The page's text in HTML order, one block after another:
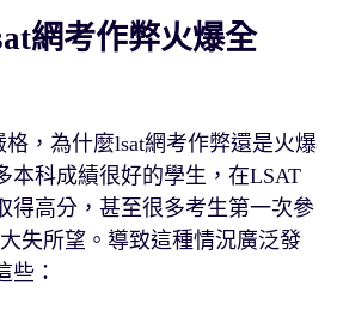
網考作弊火爆全
，為什麼lsat網考作弊還是火爆
本科成績很好的學生，在LSAT
得高分，甚至很多考生第一次參
失所望。導致這種情況廣泛發
些：